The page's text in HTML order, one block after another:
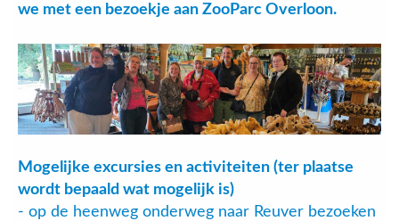
we met een bezoekje aan ZooParc Overloon.
Mogelijke excursies en activiteiten (ter plaatse
wordt bepaald wat mogelijk is)
- op de heenweg onderweg naar Reuver bezoeken